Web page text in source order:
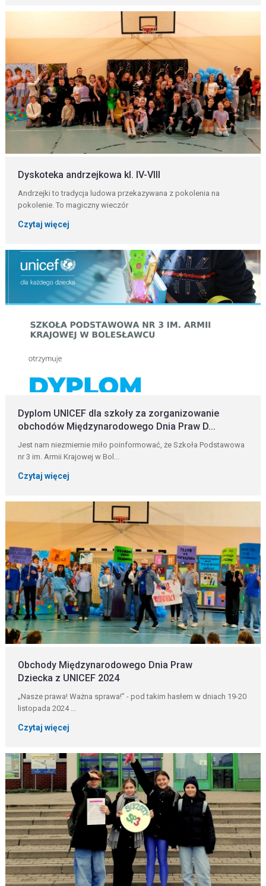
Dyskoteka andrzejkowa kl. IV-VIII
Andrzejki to tradycja ludowa przekazywana z pokolenia na
pokolenie. To magiczny wieczór
Czytaj więcej
Dyplom UNICEF dla szkoły za zorganizowanie
obchodów Międzynarodowego Dnia Praw D...
Jest nam niezmiernie miło poinformować, że Szkoła Podstawowa
nr 3 im. Armii Krajowej w Bol...
Czytaj więcej
Obchody Międzynarodowego Dnia Praw
Dziecka z UNICEF 2024
„Nasze prawa! Ważna sprawa!” - pod takim hasłem w dniach 19-20
listopada 2024 ...
Czytaj więcej